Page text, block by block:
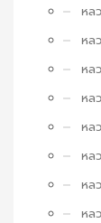
หล
หล
หล
หล
หล
หล
หล
หล